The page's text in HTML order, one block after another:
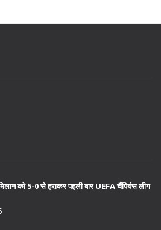
को 5-0 से हराकर पहली बार UEFA चैंपियंस लीग